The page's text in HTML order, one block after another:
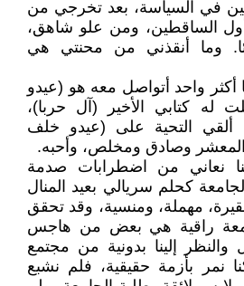
في السياسة، بعد تخرجي من
أول الساقطين، ومن علو شاهق،
وما أنقذني من محنتي هي
أكثر واحد أتواصل معه هو (عيدو
له كتابي الأخير (آل حربا)،
ألقي التحية على (عيدو خلف
وصادق ومخلص، وأحبه.
نعاني من اضطرابات صدمة
كحلم سريالي بعيد المنال
فقيرة، مهملة، ومنسية، وقد تحقق
راقية هي بعض من هاجس
والنظر إلينا بدونية من مجتمع
كنا نمر بأزمة حقيقية، فلم نشبع